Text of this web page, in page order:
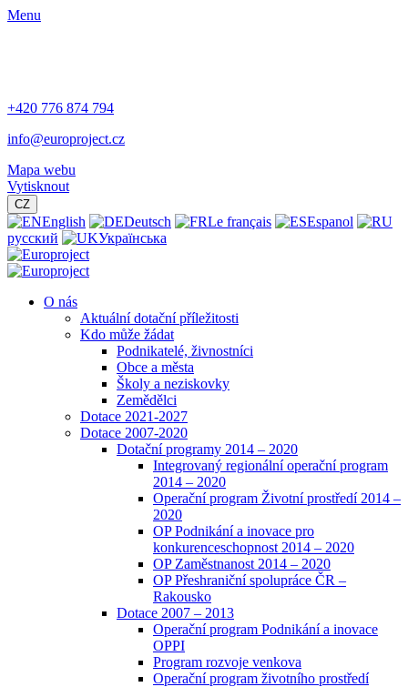
Menu
+420 776 874 794
info@europroject.cz
Mapa webu
Vytisknout
CZ
English Deutsch Le français
Espanol
русский
Українська
O nás
Aktuální dotační příležitosti
Kdo může žádat
Podnikatelé, živnostníci
Obce a města
Školy a neziskovky
Zemědělci
Dotace 2021-2027
Dotace 2007-2020
Dotační programy 2014 – 2020
Integrovaný regionální operační program
2014 – 2020
Operační program Životní prostředí 2014 –
2020
OP Podnikání a inovace pro
konkurenceschopnost 2014 – 2020
OP Zaměstnanost 2014 – 2020
OP Přeshraniční spolupráce ČR –
Rakousko
Dotace 2007 – 2013
Operační program Podnikání a inovace
OPPI
Program rozvoje venkova
Operační program životního prostředí